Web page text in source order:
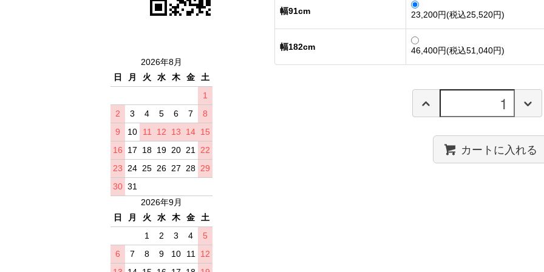
幅91cm 23,200円(税込25,520円)
幅182cm 46,400円(税込51,040円)
カートに入れる
2026年8月
日
月 火 水 木 金
土
1
2
3 4 5 6 7
8
9
10 11 12 13 14 15
16
17 18 19 20 21
22
23
24 25 26 27 28 29
30 31
2026年9月
日
月 火 水 木 金
土
1
2 3 4
5
6
7 8 9 10 11
12